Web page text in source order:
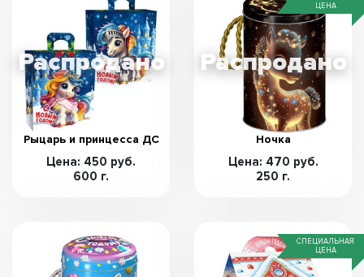
Рыцарь и принцесса ДС
Цена: 450 руб.
600 г.
ЦЕНА
Ночка
Цена: 470 руб.
250 г.
СПЕЦИАЛЬНАЯ
ЦЕНА